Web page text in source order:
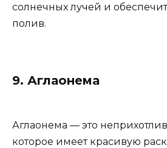
солнечных лучей и
полив.
9. Аглаонема
Аглаонема — это
которое имеет красивую